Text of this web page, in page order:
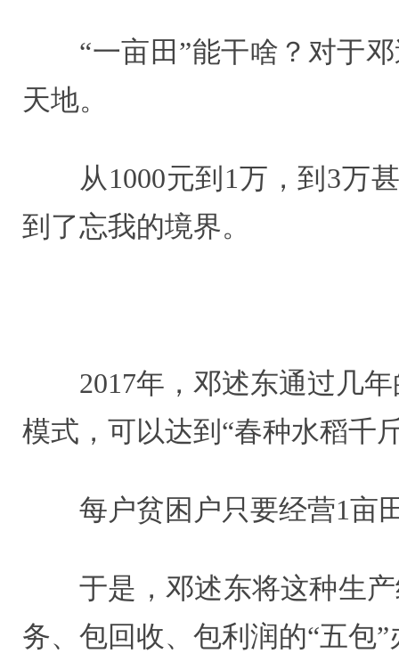
“一亩田”能干啥？对于
天地。
从1000元到1万，到3万
到了忘我的境界。
2017年，邓述东通过几
模式，可以达到“春种水稻千
每户贫困户只要经营1亩
于是，邓述东将这种生
务、包回收、包利润的“五包